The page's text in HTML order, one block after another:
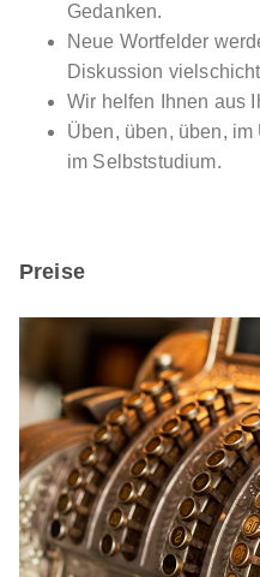
Gedanken.
Neue Wortfelder
Diskussion
Wir helfen Ihnen aus
Üben, üben, üben,
im Selbststudium.
Preise